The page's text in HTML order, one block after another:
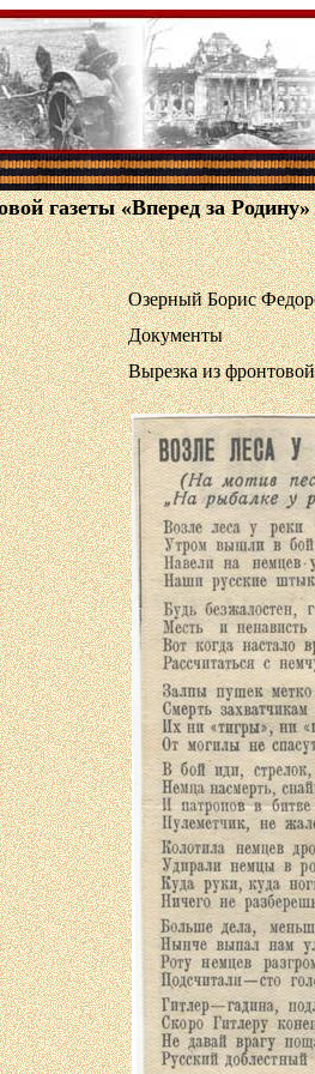
газеты «Вперед за
Озерный Борис
Документы
Вырезка из